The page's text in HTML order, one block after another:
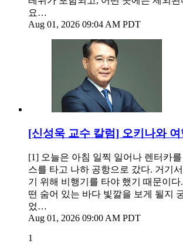
요…
Aug 01, 2026 09:04 AM PDT
[신성욱 교수 칼럼] 오키나와
[1] 오늘은 아침 일찍 일어나 렌터카
스를 타고 나하 공항으로 갔다. 거기
기 위해 비행기를 타야 했기 때문이다
떤 숨어 있는 바다 빛깔을 보게 될지
었…
Aug 01, 2026 09:00 AM PDT
1